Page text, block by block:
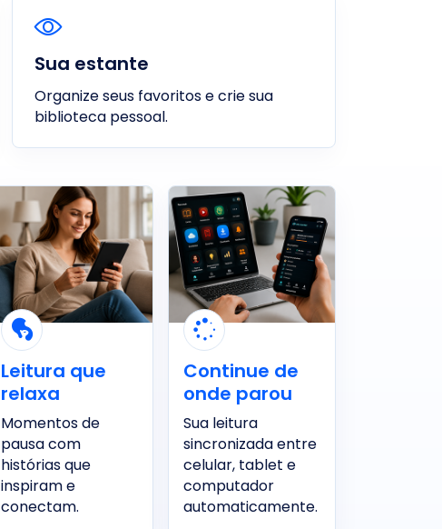
Sua estante
Organize seus favoritos e crie sua
biblioteca pessoal.
Leitura que
relaxa
Momentos de
pausa com
histórias que
inspiram e
conectam.
Continue de
onde parou
Sua leitura
sincronizada entre
celular, tablet e
computador
automaticamente.